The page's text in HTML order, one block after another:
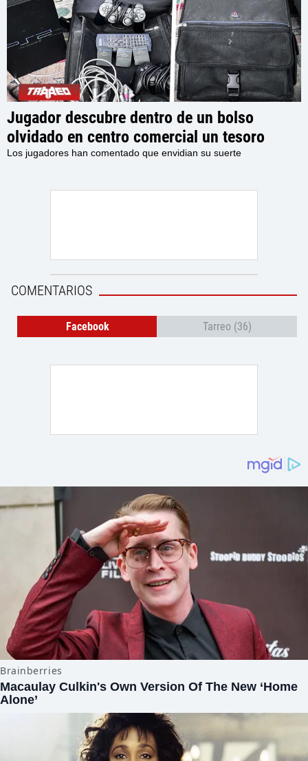
Jugador descubre dentro de un bolso
olvidado en centro comercial un tesoro
retro, con una PlayStation 2, accesorios y
Los jugadores han comentado que envidian su suerte
COMENTARIOS
Facebook Tarreo (36)